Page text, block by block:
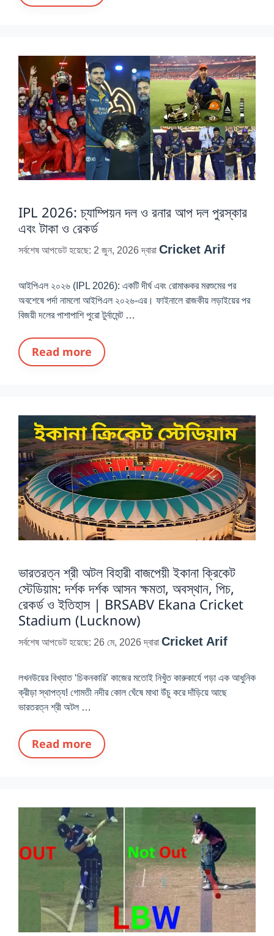
IPL 2026: চ্যাম্পিয়ন দল ও রনার আপ দল পুরস্কার
এবং টাকা ও রেকর্ড
সর্বশেষ আপডেট হয়েছে: 2 জুন, 2026দ্বারা Cricket Arif
আইপিএল ২০২৬ (IPL 2026): একটি দীর্ঘ এবং রোমাঞ্চকর মরশুমের পর
অবশেষে পর্দা নামলো আইপিএল ২০২৬-এর। ফাইনালে রাজকীয় লড়াইয়ের পর
বিজয়ী দলের পাশাপাশি পুরো টুর্নামেন্ট …
Read more
ভারতরত্ন শ্রী অটল বিহারী বাজপেয়ী ইকানা ক্রিকেট
স্টেডিয়াম: দর্শক দর্শক আসন ক্ষমতা, অবস্থান, পিচ,
রেকর্ড ও ইতিহাস | BRSABV Ekana Cricket
Stadium (Lucknow)
সর্বশেষ আপডেট হয়েছে: 26 মে, 2026দ্বারা Cricket Arif
লখনউয়ের বিখ্যাত ‘চিকনকারি’ কাজের মতোই নিখুঁত কারুকার্যে গড়া এক আধুনিক
ক্রীড়া স্থাপত্য! গোমতী নদীর কোল ঘেঁষে মাথা উঁচু করে দাঁড়িয়ে আছে
ভারতরত্ন শ্রী অটল …
Read more